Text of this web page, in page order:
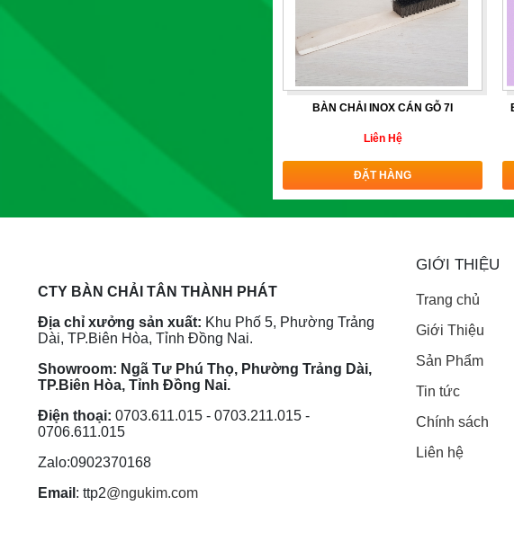
BÀN CHẢI INOX CÁN GỖ 7I
Liên Hệ
ĐẶT HÀNG
CTY BÀN CHẢI TÂN THÀNH PHÁT
Địa chỉ xưởng sản xuất: Khu Phố 5, Phường Trảng
Dài, TP.Biên Hòa, Tỉnh Đồng Nai.
Showroom: Ngã Tư Phú Thọ, Phường Trảng Dài,
TP.Biên Hòa, Tỉnh Đồng Nai.
Điện thoại: 0703.611.015 - 0703.211.015 -
0706.611.015
Zalo:0902370168
Email : ttp2@ngukim.com
GIỚI THIỆU
Trang chủ
Giới Thiệu
Sản Phẩm
Tin tức
Chính sách
Liên hệ